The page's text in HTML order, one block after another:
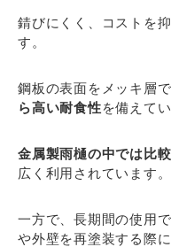
錆びにくく、コストを
す。
鋼板の表面をメッキ層
ら高い耐食性を備えてい
金属製雨樋の中では比
広く利用されています。
一方で、長期間の使用
や外壁を再塗装する際